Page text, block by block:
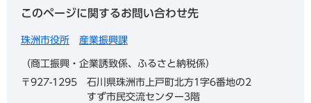
このページに関するお問い合わせ先
珠洲市役所 産業振興課
商工振興・企業誘致係、ふるさと納税係
〒927-1295
石川県珠洲市上戸町北方1字6番地の2
すず市民交流センター3階